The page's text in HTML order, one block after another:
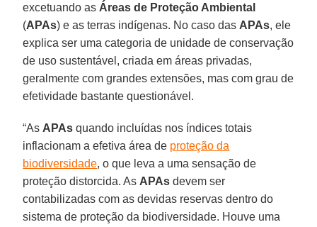
excetuando as Áreas de Proteção Ambiental
(APAs) e as terras indígenas. No caso das APAs, ele
explica ser uma categoria de unidade de conservação
de uso sustentável, criada em áreas privadas,
geralmente com grandes extensões, mas com grau de
efetividade bastante questionável.
“As APAs quando incluídas nos índices totais
inflacionam a efetiva área de proteção da
biodiversidade, o que leva a uma sensação de
proteção distorcida. As APAs devem ser
contabilizadas com as devidas reservas dentro do
sistema de proteção da biodiversidade. Houve uma